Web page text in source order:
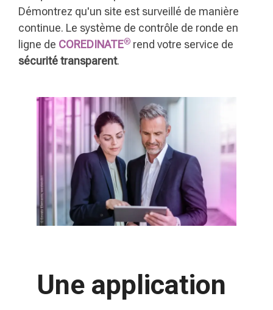
Démontrez qu'un site est surveillé de manière
continue. Le système de contrôle de ronde en
ligne de COREDINATE® rend votre service de
sécurité transparent.
Une application